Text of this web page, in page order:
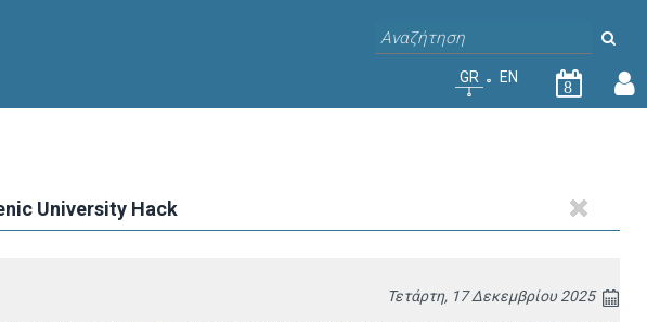
GR EN
8
University Hack
Τετάρτη, 17 Δεκεμβρίου 2025